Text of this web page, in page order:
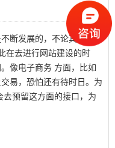
发展的，不论其的技术
在去进行网站建设的时
像电子商务 方面，比如
易，恐怕还有待时日。为
预留这方面的接口，为